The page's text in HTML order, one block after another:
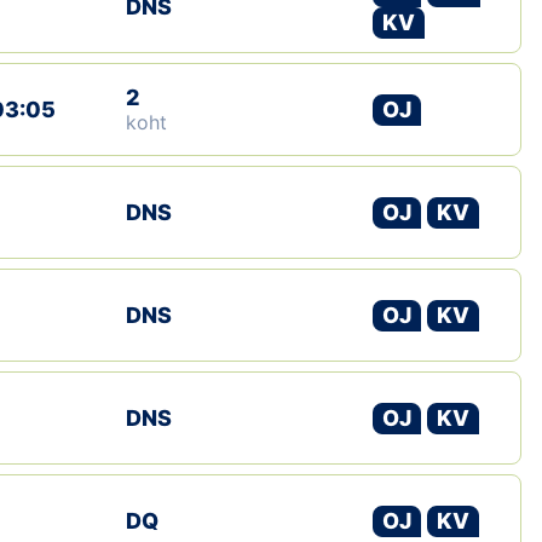
Suletud maastikud
Püsirajad
Koolitused
OTSI
DNS
KV
2
koht
OJ
DNS OJ KV
DNS OJ KV
DNS OJ KV
DQ OJ KV